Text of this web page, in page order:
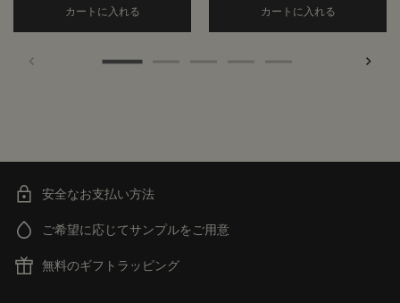
カートに入れる Add the アンドラム アロマティック ハンド
カートに入れる
安全なお支払い方法
ご希望に応じてサンプルをご用意
無料のギフトラッピング